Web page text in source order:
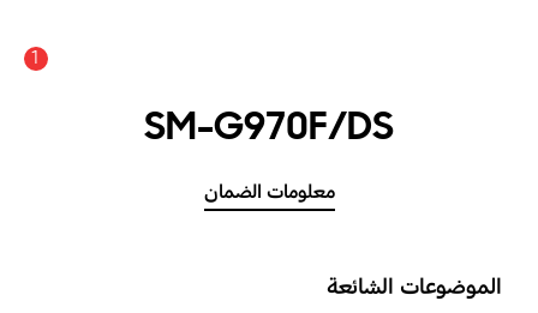
1
SM-G970F/DS
معلومات الضمان
الموضوعات الشائعة